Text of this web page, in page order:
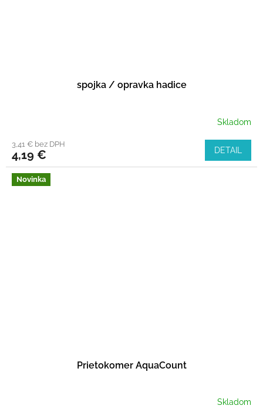
spojka / opravka hadice
Skladom
3,41 € bez DPH
4,19 € DETAIL
Novinka
Prietokomer AquaCount
Skladom